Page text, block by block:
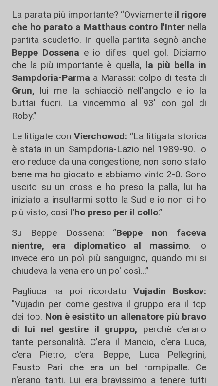
La parata più importante? “Ovviamente il rigore
che ho parato a Matthaus contro l'Inter nella
partita scudetto. In quella partita segnò anche
Beppe Dossena e io difesi quel gol. Diciamo
che la più importante è quella, la più bella in
Sampdoria-Parma a Marassi: colpo di testa di
Grun, lui me la schiacciò nell'angolo e io la
buttai fuori. La vincemmo al 93' con gol di
Roby.”
Le litigate con Vierchowod: “La litigata storica
è stata in un Sampdoria-Lazio nel 1989-90. Io
ero reduce da una congestione, non sono stato
bene ma ho giocato e abbiamo vinto 2-0. Sono
uscito su un cross e ho preso la palla, lui ha
iniziato a insultarmi sotto la Sud e io non ci ho
più visto, così l'ho preso per il collo.”
Su Beppe Dossena: “Beppe non faceva
nientre, era diplomatico al massimo. Io
invece ero un poì più sanguigno, quando mi si
chiudeva la vena ero un po' così...”
Pagliuca ha poi ricordatoVujadin Boskov:
"Vujadin per come gestiva il gruppo era il top
dei top. Non è esistito un allenatore più bravo
di lui nel gestire il gruppo, perchè c'erano
tante personalità. C'era il Mancio, c'era Luca,
c'era Pietro, c'era Beppe, Luca Pellegrini,
Fausto Pari che era un bel rompipalle. Ce
n'erano tanti. Lui era bravissimo a tenere tutti